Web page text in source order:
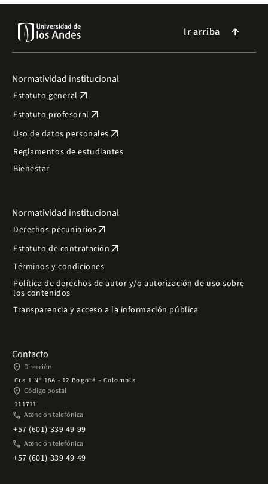
Ir arriba arrow_forward
Normatividad institucional
Estatuto general arrow_outward
Estatuto profesoral arrow_outward
Uso de datos personales arrow_outward
Reglamentos de estudiantes
Bienestar
Normatividad institucional
Derechos pecuniariosarrow_outward
Estatuto de contratación arrow_outward
Términos y condiciones
Política de derechos de autor y/o autorización de uso sobre
los contenidos
Transparencia y acceso a la información pública
Contacto
place Dirección
Cra 1 Nº 18A - 12 Bogotá - Colombia
place Código postal
111711
phone Atención telefónica
+57 (601) 339 49 99
phone Atención telefónica
+57 (601) 339 49 49